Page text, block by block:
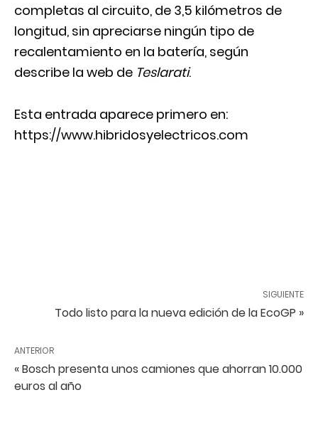
completas al circuito, de 3,5 kilómetros de
longitud, sin apreciarse ningún tipo de
recalentamiento en la batería, según
describe la web de Teslarati.
Esta entrada aparece primero en:
https://www.hibridosyelectricos.com
SIGUIENTE
Todo listo para la nueva edición de la EcoGP »
ANTERIOR
« Bosch presenta unos camiones que ahorran 10.000
euros al año